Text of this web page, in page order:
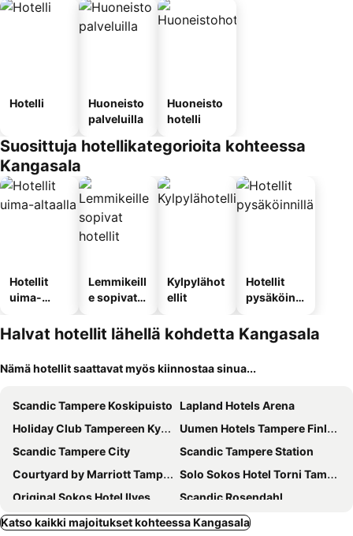
Hotelli
Huoneisto
palveluilla
Huoneisto
hotelli
Suosittuja hotellikategorioita kohteessa
Kangasala
Hotellit
uima-
Lemmikeill
e sopivat
Kylpylähot
ellit
Hotellit
pysäköinni
Halvat hotellit lähellä kohdetta Kangasala
Nämä hotellit saattavat myös kiinnostaa sinua...
Scandic Tampere Koskipuisto Lapland Hotels Arena
Holiday Club Tampereen Kylpylä
Uumen Hotels Tampere Finlayson
Scandic Tampere City
Scandic Tampere Station
Courtyard by Marriott Tampere City
Solo Sokos Hotel Torni Tampere
Original Sokos Hotel Ilves
Scandic Rosendahl
Omena Hotel Tampere
Lapland Hotels Tampere
Katso kaikki majoitukset kohteessa Kangasala